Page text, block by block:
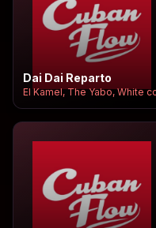
Dai Dai Reparto
El Kamel, The Yabo, White